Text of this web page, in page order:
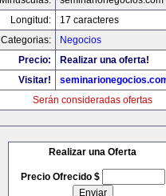
Longitud:
17 caracteres
Categorias:
Negocios
Precio:
Realizar una oferta!
Visitar!
Serán consideradas ofertas
Realizar una Oferta
Precio Ofrecido $